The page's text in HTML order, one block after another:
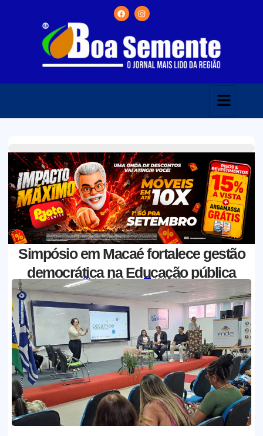
Simpósio em Macaé fortalece gestão
democrática na Educação pública
Jornal Boa Semente 13/11/2025